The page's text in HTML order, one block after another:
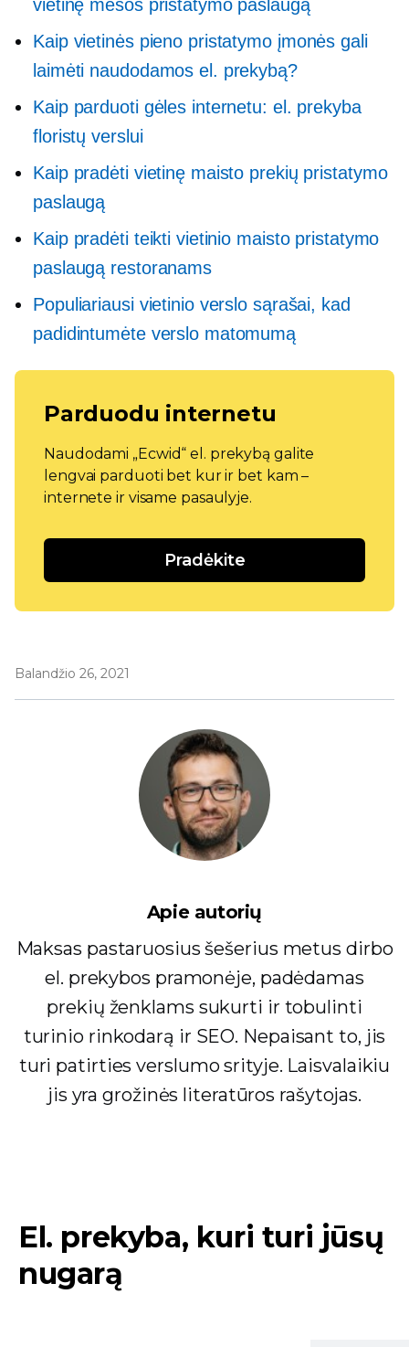
vietinę mėsos pristatymo paslaugą
Kaip vietinės pieno pristatymo įmonės gali
laimėti naudodamos el. prekybą?
Kaip parduoti gėles internetu: el. prekyba
floristų verslui
Kaip pradėti vietinę maisto prekių pristatymo
paslaugą
Kaip pradėti teikti vietinio maisto pristatymo
paslaugą restoranams
Populiariausi vietinio verslo sąrašai, kad
padidintumėte verslo matomumą
Parduodu internetu
Naudodami „Ecwid“ el. prekybą galite
lengvai parduoti bet kur ir bet kam –
internete ir visame pasaulyje.
Pradėkite
Balandžio 26, 2021
Apie autorių
Maksas pastaruosius šešerius metus dirbo
el. prekybos pramonėje, padėdamas
prekių ženklams sukurti ir tobulinti
turinio rinkodarą ir SEO. Nepaisant to, jis
turi patirties verslumo srityje. Laisvalaikiu
jis yra grožinės literatūros rašytojas.
El. prekyba, kuri turi jūsų
nugarą